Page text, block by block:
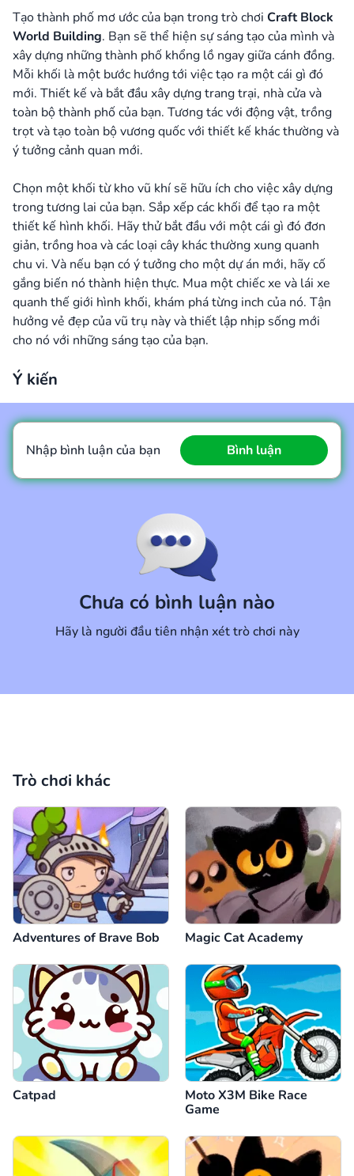
Tạo thành phố mơ ước của bạn trong trò chơi Craft Block
World Building. Bạn sẽ thể hiện sự sáng tạo của mình và
xây dựng những thành phố khổng lồ ngay giữa cánh đồng.
Mỗi khối là một bước hướng tới việc tạo ra một cái gì đó
mới. Thiết kế và bắt đầu xây dựng trang trại, nhà cửa và
toàn bộ thành phố của bạn. Tương tác với động vật, trồng
trọt và tạo toàn bộ vương quốc với thiết kế khác thường và
ý tưởng cảnh quan mới.
Chọn một khối từ kho vũ khí sẽ hữu ích cho việc xây dựng
trong tương lai của bạn. Sắp xếp các khối để tạo ra một
thiết kế hình khối. Hãy thử bắt đầu với một cái gì đó đơn
giản, trồng hoa và các loại cây khác thường xung quanh
chu vi. Và nếu bạn có ý tưởng cho một dự án mới, hãy cố
gắng biến nó thành hiện thực. Mua một chiếc xe và lái xe
quanh thế giới hình khối, khám phá từng inch của nó. Tận
hưởng vẻ đẹp của vũ trụ này và thiết lập nhịp sống mới
cho nó với những sáng tạo của bạn.
Ý kiến
Chưa có bình luận nào
Hãy là người đầu tiên nhận xét trò chơi này
Nhập bình luận của bạn Bình luận
Trò chơi khác
Adventures of Brave Bob Magic Cat Academy
Catpad
Moto X3M Bike Race
Game